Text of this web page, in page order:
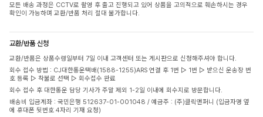
모든 배송 과정은 CCTV로 촬영 후 출고 진행되고 있어 상품을 고의적으로 훼손하시는 경우
확인이 가능하며 교환/반품 처리 절대 불가합니다.
교환/반품 신청
교환/반품은 상품수령일부터 7일 이내 고객센터 또는 게시판으로 신청해주셔야 합니다.
회수 접수 방법 : CJ대한통운택배(1588-1255)ARS 연결 후 1번 ▷ 1번 ▷ 받으신 운송장 번
호 등록 ▷ 착불로 선택 ▷ 회수접수 완료
회수 접수 후 대한통운 담당 기사가 주말 제외 1-2일 이내에 회수지로 방문합니다.
배송비 입금계좌 : 국민은행 512637-01-001048 / 예금주 : (주)클릭앤퍼니 (입금자명 옆
에 휴대폰 뒷번호 4자리 기재 요청)